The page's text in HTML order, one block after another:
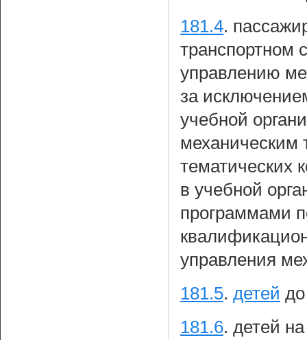
181.4.
транспортном
управлению
за
учебной
механическим
тематических
в учебной
программами
управления
181.5. детей
181.6. детей